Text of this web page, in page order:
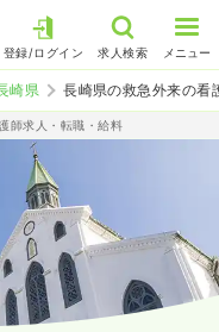
登録/ログイン 求人検索 メニュー
崎県 長崎県の救急外来の看
師求人・転職・給料